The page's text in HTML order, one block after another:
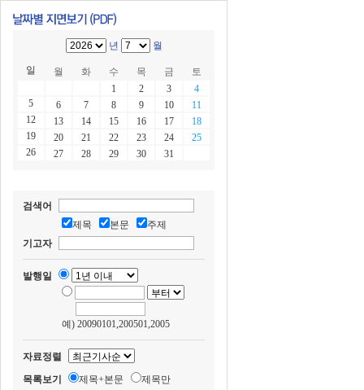
년 월
일 월 화 수 목 금
토
1
2 3
4
5
6 7 8 9 10
11
12
13 14 15 16 17
18
19
20 21 22 23 24
25
26
27 28 29 30 31
검색어
제목
본문
주제
기고자
발행일
예) 20090101,200501,2005
자료정렬
목록보기
제목+본문
제목만